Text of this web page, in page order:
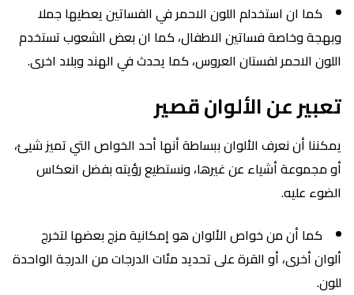
كما ان استخدلم اللون الاحمر في الفساتين يعطيها جملا
وبهجة وخاصة فساتين الاطفال، كما ان بعض الشعوب تستخدم
اللون الاحمر لفستان العروس، كما يحدث في الهند وبلاد اخرى.
تعبير عن الألوان قصير
يمكننا أن نعرف الألوان ببساطة أنها أحد الخواص التي تميز شيئ،
أو مجموعة أشياء عن غيرها، ونستطيع رؤيته بفضل انعكاس
الضوء عليه.
كما أن من خواص الألوان هو إمكانية مزج بعضها لتخرج
ألوان أخرى، أو القرة على تحديد مئات الدرجات من الدرجة الواحدة
للون.